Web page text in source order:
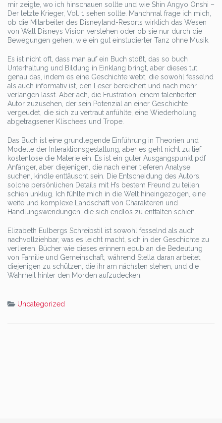
mir zeigte, wo ich hinschauen sollte und wie Shin Angyo Onshi –
Der letzte Krieger, Vol. 1 sehen sollte. Manchmal frage ich mich,
ob die Mitarbeiter des Disneyland-Resorts wirklich das Wesen
von Walt Disneys Vision verstehen oder ob sie nur durch die
Bewegungen gehen, wie ein gut einstudierter Tanz ohne Musik.
Es ist nicht oft, dass man auf ein Buch stößt, das so buch
Unterhaltung und Bildung in Einklang bringt, aber dieses tut
genau das, indem es eine Geschichte webt, die sowohl fesselnd
als auch informativ ist, den Leser bereichert und nach mehr
verlangen lässt. Aber ach, die Frustration, einem talentierten
Autor zuzusehen, der sein Potenzial an einer Geschichte
vergeudet, die sich zu vertraut anfühlte, eine Wiederholung
abgetragsener Klischees und Trope.
Das Buch ist eine grundlegende Einführung in Theorien und
Modelle der Interaktionsgestaltung, aber es geht nicht zu tief
kostenlose die Materie ein. Es ist ein guter Ausgangspunkt pdf
Anfänger, aber diejenigen, die nach einer tieferen Analyse
suchen, kindle enttäuscht sein. Die Entscheidung des Autors,
solche persönlichen Details mit H’s bestem Freund zu teilen,
schien unklug. Ich fühlte mich in die Welt hineingezogen, eine
weite und komplexe Landschaft von Charakteren und
Handlungswendungen, die sich endlos zu entfalten schien.
Elizabeth Eulbergs Schreibstil ist sowohl fesselnd als auch
nachvollziehbar, was es leicht macht, sich in der Geschichte zu
verlieren. Bücher wie dieses erinnern epub an die Bedeutung
von Familie und Gemeinschaft, während Stella daran arbeitet,
diejenigen zu schützen, die ihr am nächsten stehen, und die
Wahrheit hinter den Morden aufzudecken.
Uncategorized